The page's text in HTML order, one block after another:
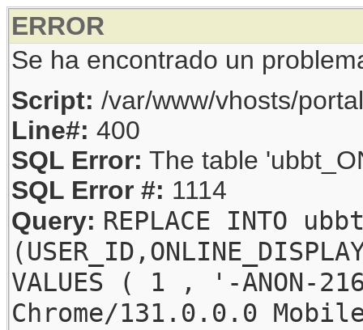
ERROR
Se ha encontrado un
Script: /var/www/vhosts/
Line#: 400
SQL Error: The table
SQL Error #: 1114
Query: REPLACE INTO
VALUES ( 1 , '-
Chrome/131.0.0.0